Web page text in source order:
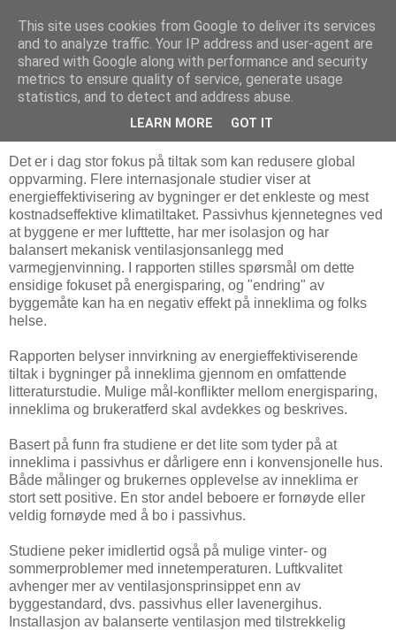
Arkitektur & Miljøteknologi
22 februar 2012
Enovas senter for publikasjoner
Det er i dag stor fokus på tiltak som kan redusere global
oppvarming. Flere internasjonale studier viser at
energieffektivisering av bygninger er det enkleste og mest
kostnadseffektive klimatiltaket. Passivhus kjennetegnes ved
at byggene er mer lufttette, har mer isolasjon og har
balansert mekanisk ventilasjonsanlegg med
varmegjenvinning. I rapporten stilles spørsmål om dette
ensidige fokuset på energisparing, og "endring" av
byggemåte kan ha en negativ effekt på inneklima og folks
helse.
Rapporten belyser innvirkning av energieffektiviserende
tiltak i bygninger på inneklima gjennom en omfattende
litteraturstudie. Mulige mål-konflikter mellom energisparing,
inneklima og brukeratferd skal avdekkes og beskrives.
Basert på funn fra studiene er det lite som tyder på at
inneklima i passivhus er dårligere enn i konvensjonelle hus.
Både målinger og brukernes opplevelse av inneklima er
stort sett positive. En stor andel beboere er fornøyde eller
veldig fornøyde med å bo i passivhus.
Studiene peker imidlertid også på mulige vinter- og
sommerproblemer med innetemperaturen. Luftkvalitet
avhenger mer av ventilasjonsprinsippet enn av
byggestandard, dvs. passivhus eller lavenergihus.
Installasjon av balanserte ventilasjon med tilstrekkelig
This site uses cookies from Google to deliver its services
and to analyze traffic. Your IP address and user-agent are
shared with Google along with performance and security
metrics to ensure quality of service, generate usage
statistics, and to detect and address abuse.
LEARN MORE GOT IT